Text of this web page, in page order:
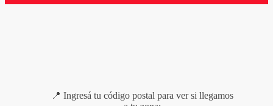
📍 Ingresá tu código postal para ver si llegamos